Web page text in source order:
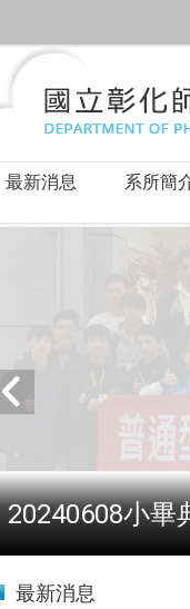
最新消息 系所簡
2024全國物理
最新消息